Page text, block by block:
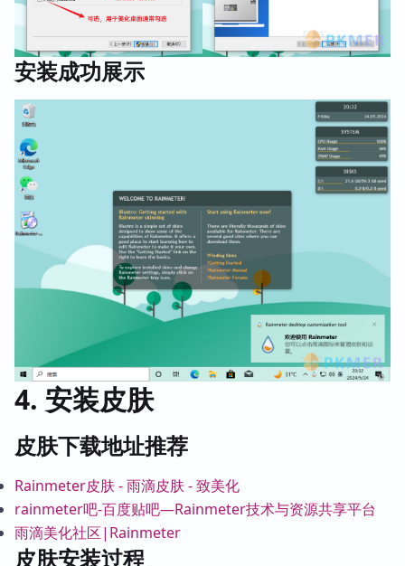
安装成功展示
4. 安装皮肤
皮肤下载地址推荐
Rainmeter皮肤 - 雨滴皮肤 - 致美化
rainmeter吧-百度贴吧—Rainmeter技术与资源共享平台
雨滴美化社区|Rainmeter
皮肤安装过程